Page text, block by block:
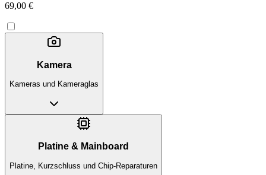
69,00 €
Kamera
Kameras und Kameraglas
Platine & Mainboard
Platine, Kurzschluss und Chip-Reparaturen